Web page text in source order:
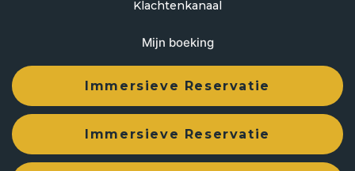
Immersieve Reservatie
Immersieve Reservatie
Klachtenkanaal
Mijn boeking
Ontwikkeld doormirai